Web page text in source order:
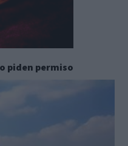
piden permiso